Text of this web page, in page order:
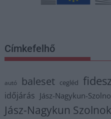
Címkefelhő
autó baleset cegléd fidesz
időjárás Jász-Nagykun-
Jász-Nagykun